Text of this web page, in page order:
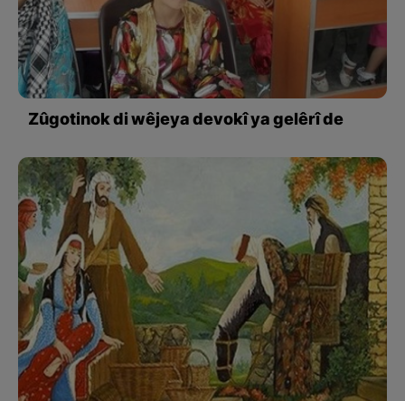
Zûgotinok di wêjeya devokî ya gelêrî de